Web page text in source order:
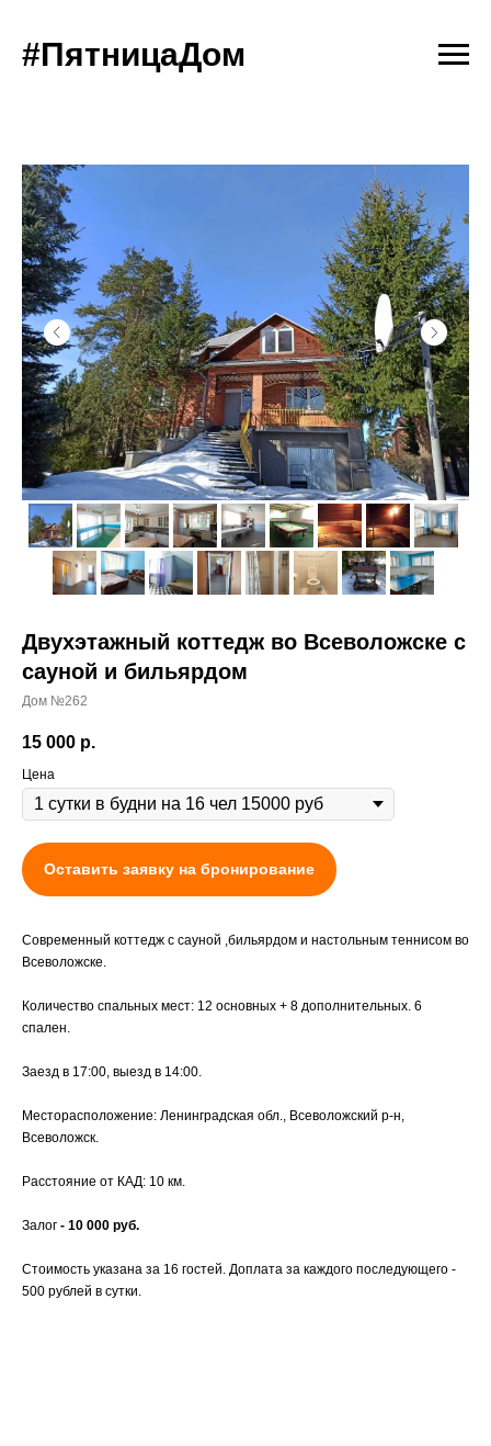
#ПятницаДом
Двухэтажный коттедж во Всеволожске с
сауной и бильярдом
Дом №262
15 000 р.
Цена
Оставить заявку на бронирование
Современный коттедж с сауной ,бильярдом и настольным теннисом во
Всеволожске.
Количество спальных мест: 12 основных + 8 дополнительных. 6
спален.
Заезд в 17:00, выезд в 14:00.
Месторасположение: Ленинградская обл., Всеволожский р-н,
Всеволожск.
Расстояние от КАД: 10 км.
Залог - 10 000 руб.
Стоимость указана за 16 гостей. Доплата за каждого последующего -
500 рублей в сутки.